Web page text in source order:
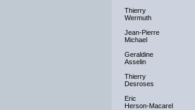
Thierry
Wermuth
Jean-Pierre
Michael
Geraldine
Asselin
Thierry
Desroses
Eric
Herson-Macarel